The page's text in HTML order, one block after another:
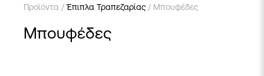
Προϊόντα /Έπιπλα Τραπεζαρίας / Μπουφέδες
Μπουφέδες